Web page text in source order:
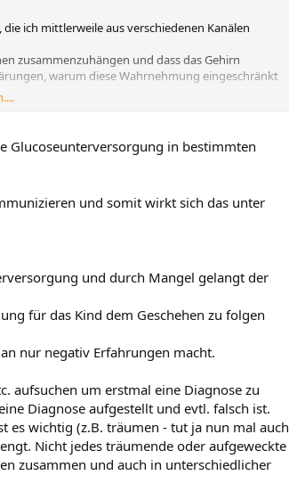
ich mittlerweile aus verschiedenen Kanälen
zusammenzuhängen und dass das Gehirn
warum diese Wahrnehmung eingeschränkt
und vom Kindergarten in verschiedenen
Glucoseunterversorgung in bestimmten
und somit wirkt sich das unter
und durch Mangel gelangt der
für das Kind dem Geschehen zu folgen
nur negativ Erfahrungen macht.
aufsuchen um erstmal eine Diagnose zu
Diagnose aufgestellt und evtl. falsch ist.
es wichtig (z.B. träumen - tut ja nun mal auch
Nicht jedes träumende oder aufgeweckte
zusammen und auch in unterschiedlicher